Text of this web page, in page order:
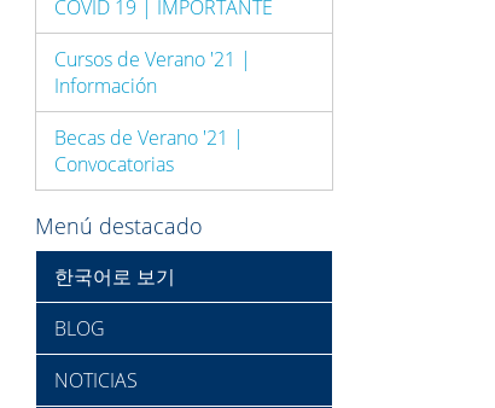
COVID 19 | IMPORTANTE
Cursos de Verano '21 |
Información
Becas de Verano '21 |
Convocatorias
Menú destacado
한국어로 보기
BLOG
NOTICIAS